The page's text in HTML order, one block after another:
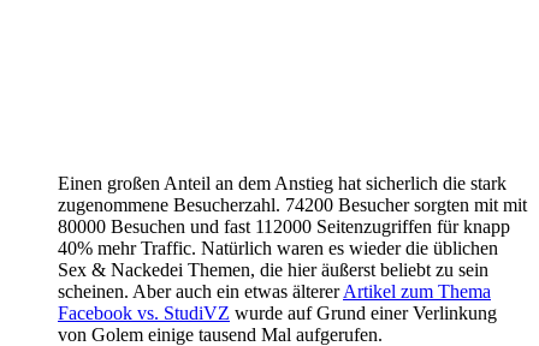
Einen großen Anteil an dem Anstieg hat sicherlich die stark
zugenommene Besucherzahl. 74200 Besucher sorgten mit mit
80000 Besuchen und fast 112000 Seitenzugriffen für knapp
40% mehr Traffic. Natürlich waren es wieder die üblichen
Sex & Nackedei Themen, die hier äußerst beliebt zu sein
scheinen. Aber auch ein etwas ältererArtikel zum Thema
Facebook vs. StudiVZ wurde auf Grund einer Verlinkung
von Golem einige tausend Mal aufgerufen.